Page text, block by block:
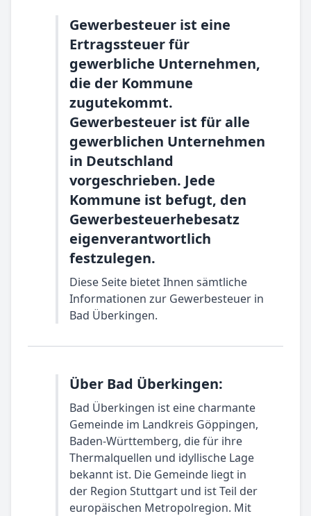
Gewerbesteuer ist eine
Ertragssteuer für
gewerbliche Unternehmen,
die der Kommune
zugutekommt.
Gewerbesteuer ist für alle
gewerblichen Unternehmen
in Deutschland
vorgeschrieben. Jede
Kommune ist befugt, den
Gewerbesteuerhebesatz
eigenverantwortlich
festzulegen.
Diese Seite bietet Ihnen sämtliche
Informationen zur Gewerbesteuer in
Bad Überkingen.
Über Bad Überkingen:
Bad Überkingen ist eine charmante
Gemeinde im Landkreis Göppingen,
Baden-Württemberg, die für ihre
Thermalquellen und idyllische Lage
bekannt ist. Die Gemeinde liegt in
der Region Stuttgart und ist Teil der
europäischen Metropolregion. Mit